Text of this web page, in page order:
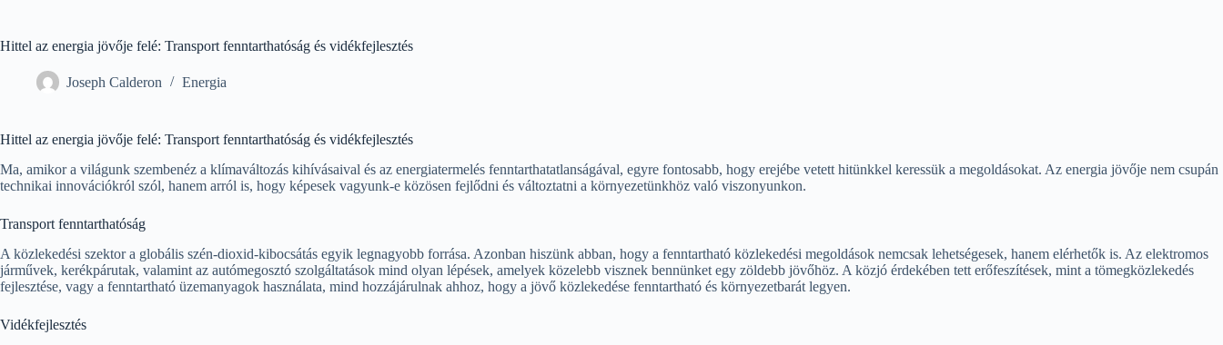
Hittel az energia jövője felé: Transport fenntarthatóság és vidékfejlesztés
Joseph Calderon Energia
Hittel az energia jövője felé: Transport fenntarthatóság és vidékfejlesztés
Ma, amikor a világunk szembenéz a klímaváltozás kihívásaival és az energiatermelés fenntarthatatlanságával, egyre fontosabb, hogy erejébe vetett hitünkkel keressük a megoldásokat. Az energia jövője nem csupán
technikai innovációkról szól, hanem arról is, hogy képesek vagyunk-e közösen fejlődni és változtatni a környezetünkhöz való viszonyunkon.
Transport fenntarthatóság
A közlekedési szektor a globális szén-dioxid-kibocsátás egyik legnagyobb forrása. Azonban hiszünk abban, hogy a fenntartható közlekedési megoldások nemcsak lehetségesek, hanem elérhetők is. Az elektromos
járművek, kerékpárutak, valamint az autómegosztó szolgáltatások mind olyan lépések, amelyek közelebb visznek bennünket egy zöldebb jövőhöz. A közjó érdekében tett erőfeszítések, mint a tömegközlekedés
fejlesztése, vagy a fenntartható üzemanyagok használata, mind hozzájárulnak ahhoz, hogy a jövő közlekedése fenntartható és környezetbarát legyen.
Vidékfejlesztés